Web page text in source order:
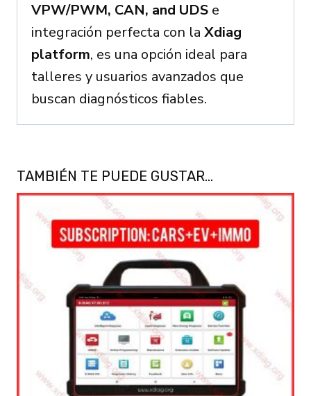
VPW/PWM, CAN, and UDS e
integración perfecta con la Xdiag
platform, es una opción ideal para
talleres y usuarios avanzados que
buscan diagnósticos fiables.
TAMBIÉN TE PUEDE GUSTAR…